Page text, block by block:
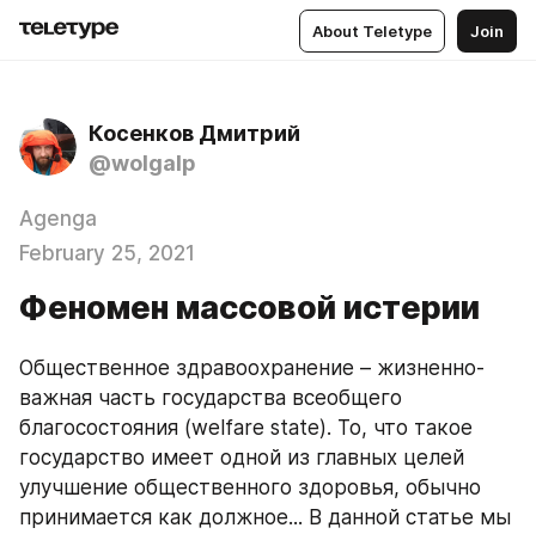
About Teletype Join
Косенков Дмитрий
@wolgalp
Agenga
February 25, 2021
Феномен массовой истерии
Общественное здравоохранение – жизненно-
важная часть государства всеобщего
благосостояния (welfare state). То, что такое
государство имеет одной из главных целей
улучшение общественного здоровья, обычно
принимается как должное... В данной статье мы